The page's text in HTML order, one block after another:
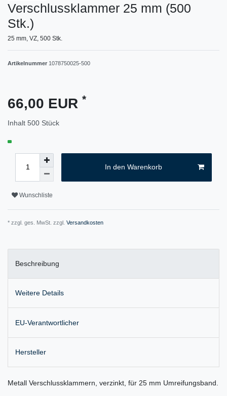
Verschlussklammer 25 mm (500
Stk.)
25 mm, VZ, 500 Stk.
Artikelnummer 1078750025-500
66,00 EUR *
Inhalt 500 Stück
In den Warenkorb
Wunschliste
* zzgl. ges. MwSt. zzgl. Versandkosten
Beschreibung
Weitere Details
EU-Verantwortlicher
Hersteller
Metall Verschlussklammern, verzinkt, für 25 mm Umreifungsband.